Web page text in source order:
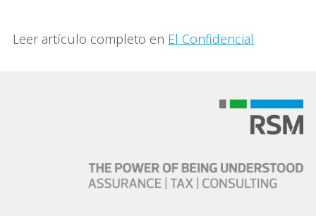
Leer artículo completo en El Confidencial